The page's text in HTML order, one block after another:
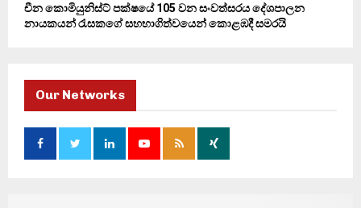
චීන කොමියුනිස්ට් පක්ෂයේ 105 වන සංවත්සරය දේශපාලන
නායකයන් රැසකගේ සහභාගිත්වයෙන් කොළඹදී සමරයි
Our Networks